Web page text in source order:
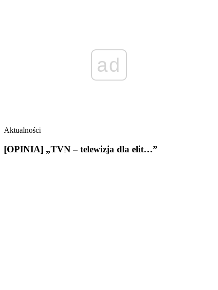
ad
Aktualności
[OPINIA] „TVN – telewizja dla elit…”